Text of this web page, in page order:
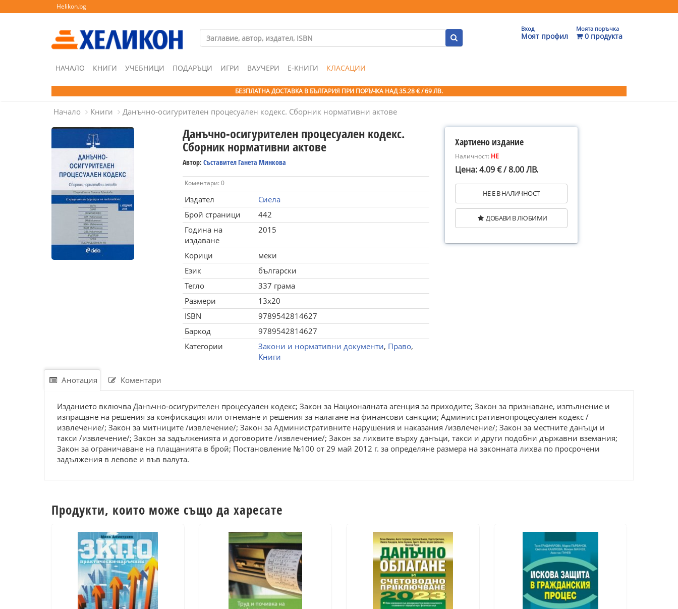
Helikon.bg
Вход
Моят профил
Моята поръчка
0 продукта
НАЧАЛО КНИГИ УЧЕБНИЦИ ПОДАРЪЦИ ИГРИ ВАУЧЕРИ Е-КНИГИ КЛАСАЦИИ
БЕЗПЛАТНА ДОСТАВКА В БЪЛГАРИЯ ПРИ ПОРЪЧКА НАД 35.28 € / 69 ЛВ.
Начало Книги Данъчно-осигурителен процесуален кодекс. Сборник нормативни актове
Данъчно-осигурителен процесуален кодекс.
Сборник нормативни актове
Автор: Съставител Ганета Минкова
Коментари: 0
Издател
Сиела
Брой страници
442
Година на
издаване
2015
Корици
меки
Език
български
Тегло
337 грама
Размери
13x20
ISBN
9789542814627
Баркод
9789542814627
Категории
Закони и нормативни документи, Право,
Книги
Хартиено издание
Наличност: НЕ
Цена: 4.09 € / 8.00 ЛВ.
НЕ Е В НАЛИЧНОСТ
ДОБАВИ В ЛЮБИМИ
Анотация Коментари
Изданието включва Данъчно-осигурителен процесуален кодекс; Закон за Националната агенция за приходите; Закон за признаване, изпълнение и
изпращане на решения за конфискация или отнемане и решения за налагане на финансови санкции; Административнопроцесуален кодекс /
извлечение/; Закон за митниците /извлечение/; Закон за Административните нарушения и наказания /извлечение/; Закон за местните данъци и
такси /извлечение/; Закон за задълженията и договорите /извлечение/; Закон за лихвите върху данъци, такси и други подобни държавни вземания;
Закон за ограничаване на плащанията в брой; Постановление №100 от 29 май 2012 г. за определяне размера на законната лихва по просрочени
задължения в левове и във валута.
Продукти, които може също да харесате